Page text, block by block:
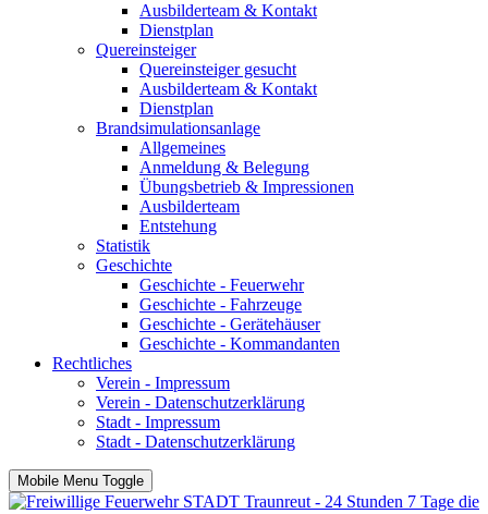
Ausbilderteam & Kontakt
Dienstplan
Quereinsteiger
Quereinsteiger gesucht
Ausbilderteam & Kontakt
Dienstplan
Brandsimulationsanlage
Allgemeines
Anmeldung & Belegung
Übungsbetrieb & Impressionen
Ausbilderteam
Entstehung
Statistik
Geschichte
Geschichte - Feuerwehr
Geschichte - Fahrzeuge
Geschichte - Gerätehäuser
Geschichte - Kommandanten
Rechtliches
Verein - Impressum
Verein - Datenschutzerklärung
Stadt - Impressum
Stadt - Datenschutzerklärung
Mobile Menu Toggle